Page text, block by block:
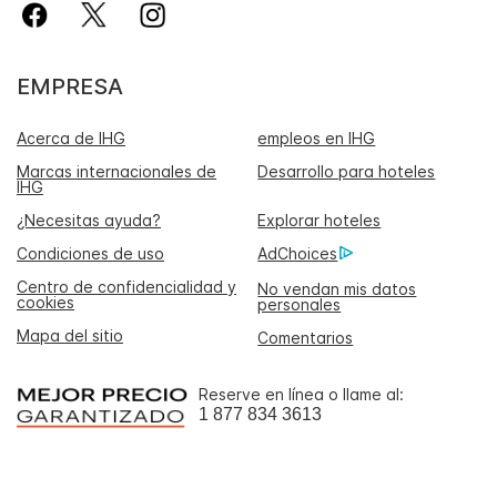
EMPRESA
Acerca de IHG
empleos en IHG
Marcas internacionales de
IHG
Desarrollo para hoteles
¿Necesitas ayuda?
Explorar hoteles
Condiciones de uso
AdChoices
Centro de confidencialidad y
cookies
No vendan mis datos
personales
Mapa del sitio
Comentarios
Reserve en línea o llame al:
1 877 834 3613